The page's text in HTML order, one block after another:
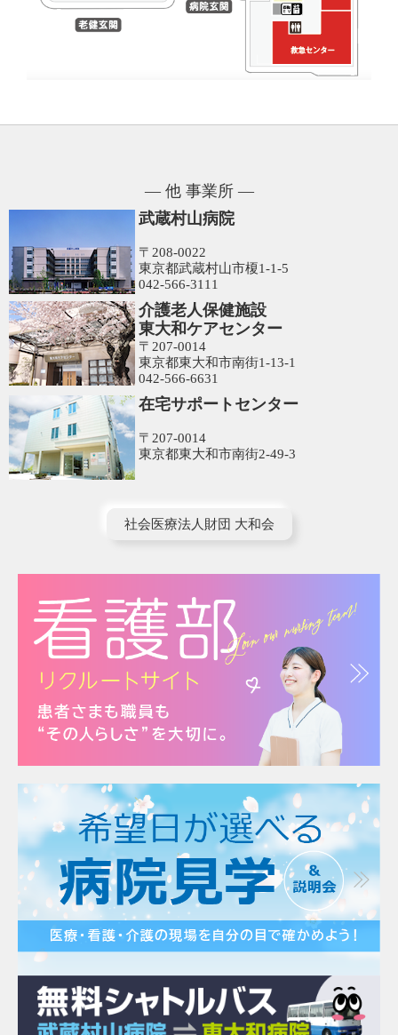
― 他 事業所 ―
武蔵村山病院
〒208-0022
東京都武蔵村山市榎1-1-5
042-566-3111
介護老人保健施設
東大和ケアセンター
〒207-0014
東京都東大和市南街1-13-1
042-566-6631
在宅サポートセンター
〒207-0014
東京都東大和市南街2-49-3
社会医療法人財団 大和会